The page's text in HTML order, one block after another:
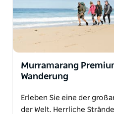
Murramarang
Wanderung
Erleben Sie eine der
der Welt. Herrliche